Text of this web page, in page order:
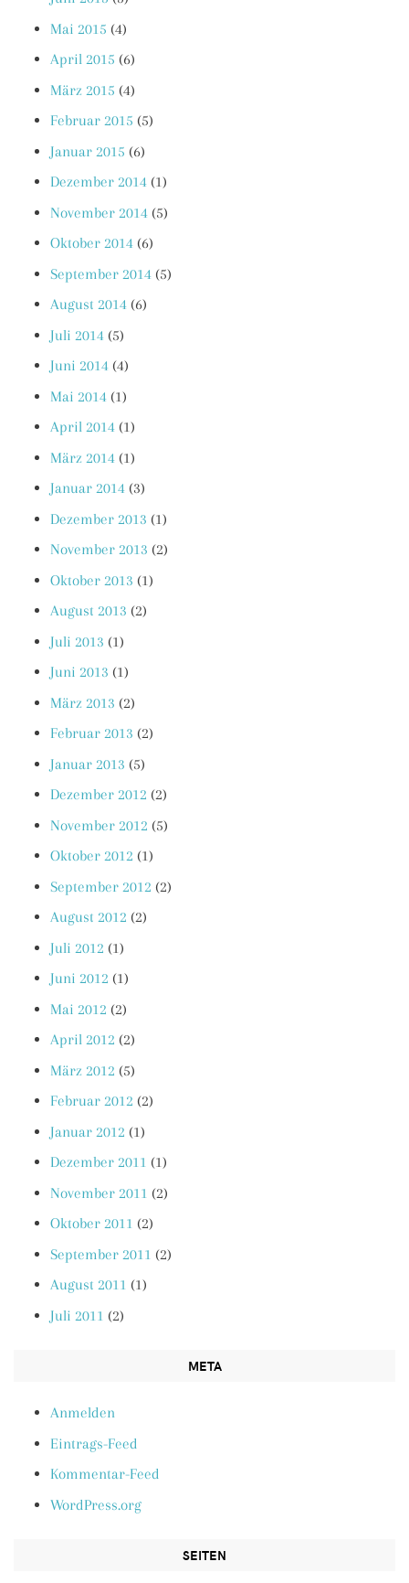
Mai 2015 (4)
April 2015 (6)
März 2015 (4)
Februar 2015 (5)
Januar 2015 (6)
Dezember 2014 (1)
November 2014 (5)
Oktober 2014 (6)
September 2014 (5)
August 2014 (6)
Juli 2014 (5)
Juni 2014 (4)
Mai 2014 (1)
April 2014 (1)
März 2014 (1)
Januar 2014 (3)
Dezember 2013 (1)
November 2013 (2)
Oktober 2013 (1)
August 2013 (2)
Juli 2013 (1)
Juni 2013 (1)
März 2013 (2)
Februar 2013 (2)
Januar 2013 (5)
Dezember 2012 (2)
November 2012 (5)
Oktober 2012 (1)
September 2012 (2)
August 2012 (2)
Juli 2012 (1)
Juni 2012 (1)
Mai 2012 (2)
April 2012 (2)
März 2012 (5)
Februar 2012 (2)
Januar 2012 (1)
Dezember 2011 (1)
November 2011 (2)
Oktober 2011 (2)
September 2011 (2)
August 2011 (1)
Juli 2011 (2)
META
Anmelden
Eintrags-Feed
Kommentar-Feed
WordPress.org
SEITEN